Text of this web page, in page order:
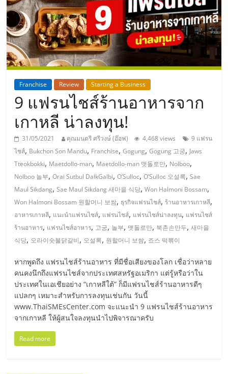
ThaiSMEsCenter,
รวม
ธุรกิจ
เอ
ส
เอ็
มอี
ไทย,
SMEs,
แฟ
รน
ไชส์,
Franchise Review Starting a Business
9 แฟรนไชส์ร้านอาหารจาก
เกาหลี น่าลงทุน!
31/05/2021 คุณมนตรี ศรีวงษ์ (อ๊อฟ) 4,468 views
9 แฟรน
ไชส์, Bukchon Son Mandu, Franchise,Gogung,Gogung 고궁, Jaws
Tteokbokki, Maetdollo-man, Maetdollo-man 맷돌로만, Nolboo,
Nolboo 놀부,Orai Sutbul DalkGalbi,O’Sulloc,O’Sulloc 오설록,Sae
Maul Sikdang,Sae Maul Sikdang 새마을 식당,Won Halmoni Bossam,
Won Halmoni Bossam 원할머니 보쌈, ธุรกิจแฟรนไชส์, ร้านอาหารเกาหลี,
อาหารเกาหลี, แนะนำแฟรนไชส์, แฟรนไชส์, แฟรนไชส์น่าลงทุน, แฟรนไชส์
ร้านอาหาร, แฟรนไชส์อาหาร, 고궁, 놀부, 맷돌로만, 북촌손만두,새마을
식당, 오라이숫불닭갈비, 오설록, 원할머니 보쌈, 죠스 떡뽂이
หากพูดถึง แฟรนไชส์ร้านอาหาร ที่มีชื่อเสียงของโลก เชื่อว่าหลาย
คนคงนึกถึงแฟรนไชส์จากประเทศสหรัฐอเมริกา แต่รู้หรือว่าใน
ประเทศในเอเชียอย่าง “เกาหลีใต้” ก็มีแฟรนไชส์ร้านอาหารดีๆ
แปลกๆ เหมาะสำหรับการลงทุนเช่นกัน วันนี้
www.ThaiSMEsCenter.com จะแนะนำ 9 แฟรนไชส์ร้านอาหาร
จากเกาหลี ให้ผู้สนใจลงทุนนำไปพิจารณาครับ
Read more